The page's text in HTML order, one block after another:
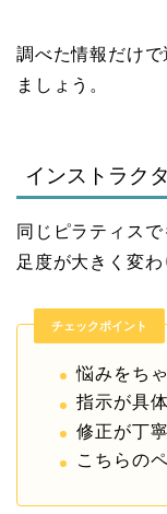
調べた情報だけ
ましょう。
インストラク
同じピラティス
足度が大きく変わ
チェックポイント
悩みをち
指示が具
修正が丁
こちらの